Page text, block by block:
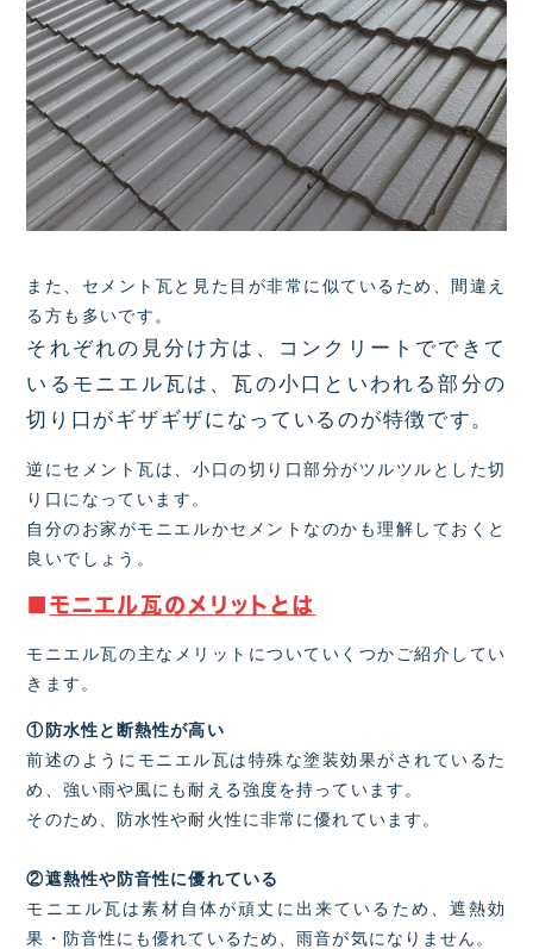
また、セメント瓦と見た目が非常に似ているため、間違え
る方も多いです。
それぞれの見分け方は、
コンクリートでできて
いるモニエル瓦は、瓦の小口といわれる部分の
切り口がギザギザになっているのが特徴です。
逆にセメント瓦は、小口の切り口部分がツルツルとした切
り口になっています。
自分のお家がモニエルかセメントなのかも理解しておくと
良いでしょう。
モニエル瓦のメリットとは
モニエル瓦の主なメリットについていくつかご紹介してい
きます。
①防水性と断熱性が高い
前述のようにモニエル瓦は特殊な塗装効果がされているた
め、強い雨や風にも耐える強度を持っています。
そのため、防水性や耐火性に非常に優れています。
②遮熱性や防音性に優れている
モニエル瓦は素材自体が頑丈に出来ているため、遮熱効
果・防音性にも優れているため、雨音が気になりません。